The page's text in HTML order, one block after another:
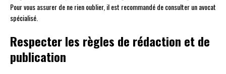
Pour vous assurer de ne rien oublier, il est recommandé de consulter un avocat
spécialisé.
Respecter les règles de rédaction et de
publication